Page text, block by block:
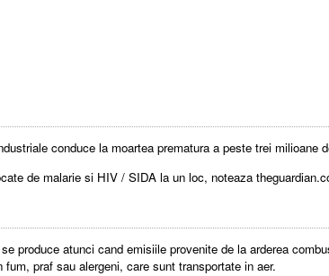
conduce la moartea prematura a peste trei milioane
de malarie si HIV / SIDA la un loc, noteaza
produce atunci cand emisiile provenite de la arderea
praf sau alergeni, care sunt transportate in aer.